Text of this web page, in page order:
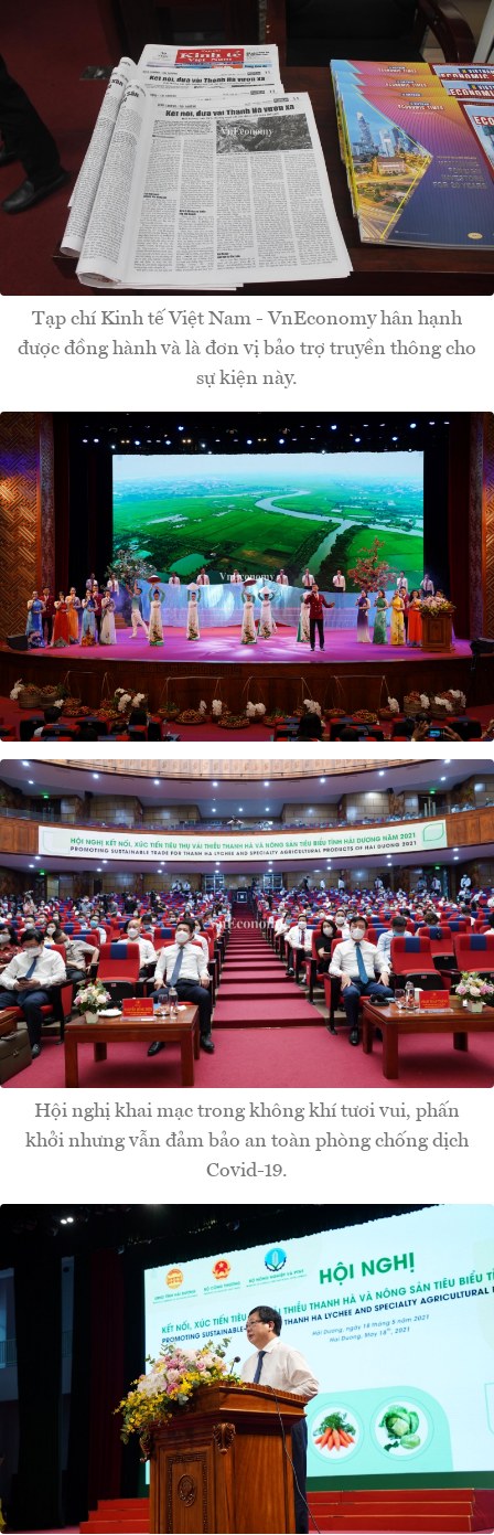
Tạp chí Kinh tế Việt Nam - VnEconomy hân hạnh
được đồng hành và là đơn vị bảo trợ truyền thông cho
sự kiện này.
Hội nghị khai mạc trong không khí tươi vui, phấn
khởi nhưng vẫn đảm bảo an toàn phòng chống dịch
Covid-19.